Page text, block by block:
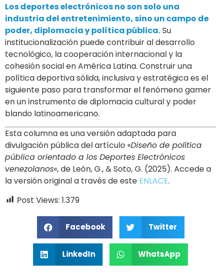
Los deportes electrónicos no son solo una
industria del entretenimiento, sino un campo de
poder, diplomacia y política pública.Su
institucionalización puede contribuir al desarrollo
tecnológico, la cooperación internacional y la
cohesión social en América Latina. Construir una
política deportiva sólida, inclusiva y estratégica es el
siguiente paso para transformar el fenómeno gamer
en un instrumento de diplomacia cultural y poder
blando latinoamericano.
Esta columna es una versión adaptada para
divulgación pública del artículo «Diseño de política
pública orientado a los Deportes Electrónicos
venezolanos«, de León, G., & Soto, G. (2025). Accede a
la versión original a través de este ENLACE.
Post Views: 1.379
Facebook Twitter
LinkedIn WhatsApp